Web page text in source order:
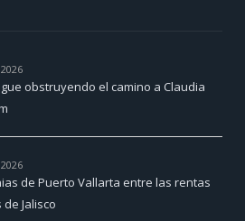
obstruyendo el camino a Claudia
de Puerto Vallarta entre las rentas
Jalisco